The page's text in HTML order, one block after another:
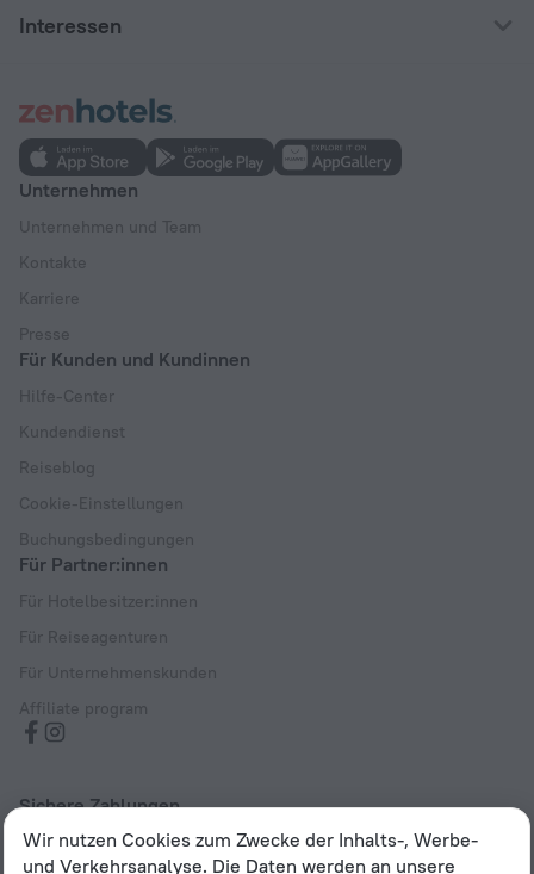
Interessen
Unternehmen
Unternehmen und Team
Kontakte
Karriere
Presse
Für Kunden und Kundinnen
Hilfe-Center
Kundendienst
Reiseblog
Cookie-Einstellungen
Buchungsbedingungen
Für Partner:innen
Für Hotelbesitzer:innen
Für Reiseagenturen
Für Unternehmenskunden
Affiliate program
Sichere Zahlungen
Sicherer Datenschutz durch führende Zahlungssysteme
Wir nutzen Cookies zum Zwecke der Inhalts-, Werbe-
und Verkehrsanalyse. Die Daten werden an unsere